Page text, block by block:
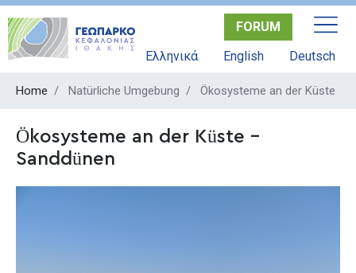
Skip
main
FORUM
Ελληνικά
English Deutsch
Home Natürliche Umgebung Ökosysteme an der Küste
Ökosysteme an der Küste –
Sanddünen